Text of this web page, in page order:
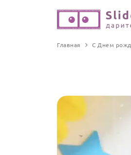
Главная С Днем